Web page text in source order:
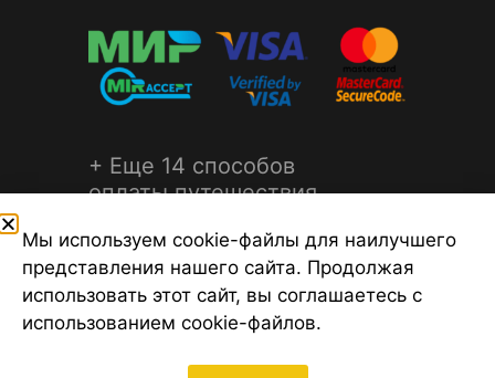
+ Еще 14 способов
оплаты путешествия
©2026 Турагентство Турсфера - Поиск туров от надежных
Мы используем cookie-файлы для наилучшего
представления нашего сайта. Продолжая
использовать этот сайт, вы соглашаетесь с
использованием cookie-файлов.